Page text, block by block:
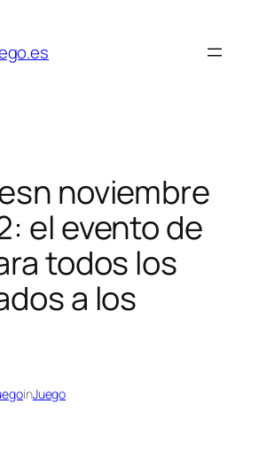
noviembre
el evento de
todos los
a los
inJuego